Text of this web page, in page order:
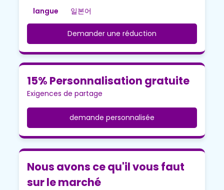
langue
일본어
Demander une réduction
15% Personnalisation gratuite
Exigences de partage
demande personnalisée
Nous avons ce qu'il vous faut
sur le marché